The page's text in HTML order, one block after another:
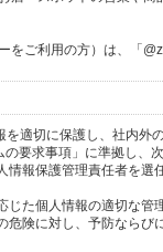
ご利用の方）は、「
適切に保護し、社内外
要求事項」に準拠し、
報保護管理責任者を選
た個人情報の適切な管
険に対し、予防ならび